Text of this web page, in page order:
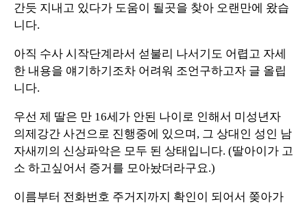
간듯 지내고 있다가 도움이 될곳을 찾아 오랜만에 왔습
니다.
아직 수사 시작단계라서 섣불리 나서기도 어렵고 자세
한 내용을 얘기하기조차 어려워 조언구하고자 글 올립
니다.
우선 제 딸은 만 16세가 안된 나이로 인해서 미성년자
의제강간 사건으로 진행중에 있으며, 그 상대인 성인 남
자새끼의 신상파악은 모두 된 상태입니다. (딸아이가 고
소 하고싶어서 증거를 모아놨더라구요.)
이름부터 전화번호 주거지까지 확인이 되어서 쫒아가